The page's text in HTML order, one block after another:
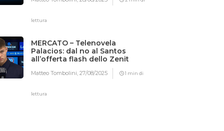
lettura
MERCATO – Telenovela
Palacios: dal no al Santos
all’offerta flash dello Zenit
Matteo Tombolini,27/08/2025 1 min di
lettura